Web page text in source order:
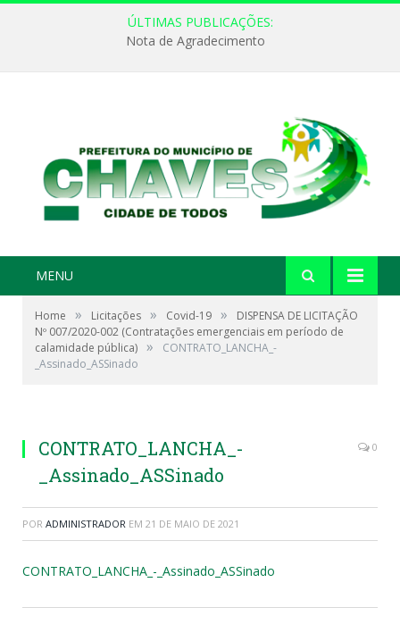
ÚLTIMAS PUBLICAÇÕES:
Nota de Agradecimento
MENU
Home » Licitações » Covid-19 »
DISPENSA DE LICITAÇÃO
Nº 007/2020-002 (Contratações emergenciais em período de
calamidade pública) »
CONTRATO_LANCHA_-
_Assinado_ASSinado
CONTRATO_LANCHA_-
_Assinado_ASSinado
0
POR ADMINISTRADOR EM 21 DE MAIO DE 2021
CONTRATO_LANCHA_-_Assinado_ASSinado